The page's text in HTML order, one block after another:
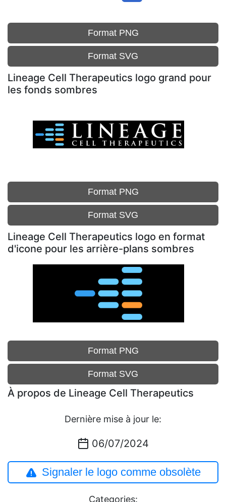
Format PNG
Format SVG
Lineage Cell Therapeutics logo grand pour
les fonds sombres
Format PNG
Format SVG
Lineage Cell Therapeutics logo en format
d'icone pour les arrière-plans sombres
Format PNG
Format SVG
À propos de Lineage Cell Therapeutics
Dernière mise à jour le:
06/07/2024
Signaler le logo comme obsolète
Categories: